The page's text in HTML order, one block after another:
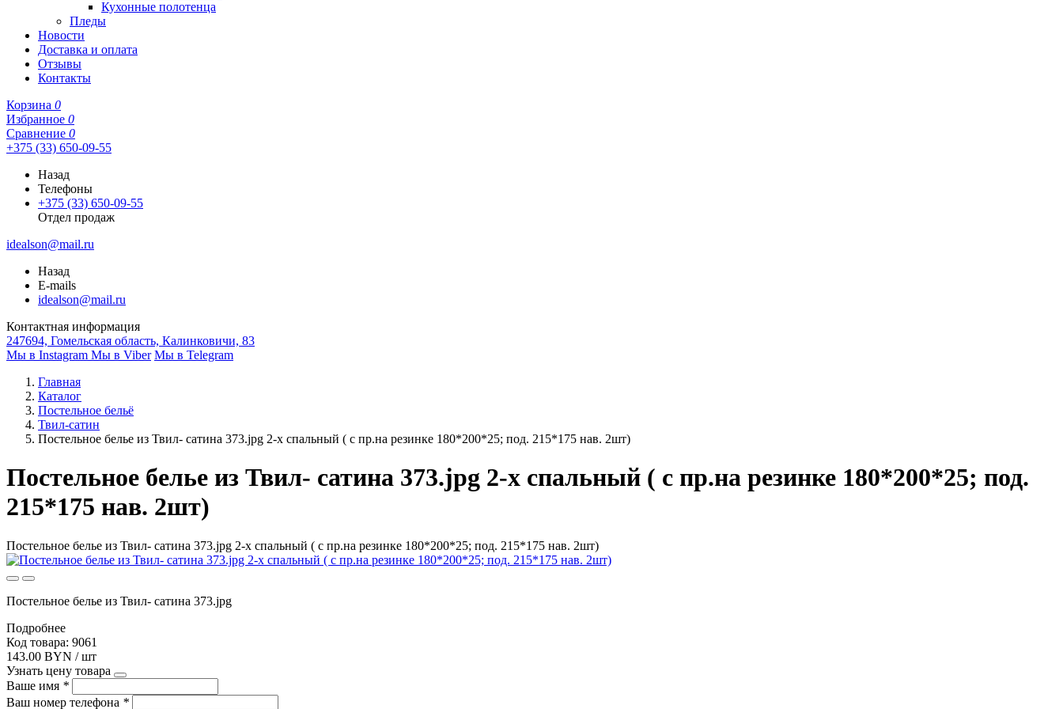
Кухонные полотенца
Пледы
Новости
Доставка и оплата
Отзывы
Контакты
Корзина 0
Избранное 0
Сравнение 0
+375 (33) 650-09-55
Назад
Телефоны
+375 (33) 650-09-55
Отдел продаж
idealson@mail.ru
Назад
E-mails
idealson@mail.ru
Контактная информация
247694, Гомельская область, Калинковичи, 83
Мы в Instagram Мы в Viber Мы в Telegram
Главная
Каталог
Постельное бельё
Твил-сатин
Постельное белье из Твил- сатина 373.jpg 2-х спальный ( с пр.на резинке 180*200*25; под. 215*175 нав. 2шт)
Постельное белье из Твил- сатина 373.jpg 2-х спальный ( с пр.на резинке 180*200*25; под.
215*175 нав. 2шт)
Постельное белье из Твил- сатина 373.jpg 2-х спальный ( с пр.на резинке 180*200*25; под. 215*175 нав. 2шт)
Постельное белье из Твил- сатина 373.jpg
Подробнее
Код товара: 9061
143.00 BYN / шт
Узнать цену товара
Ваше имя *
Ваш номер телефона *